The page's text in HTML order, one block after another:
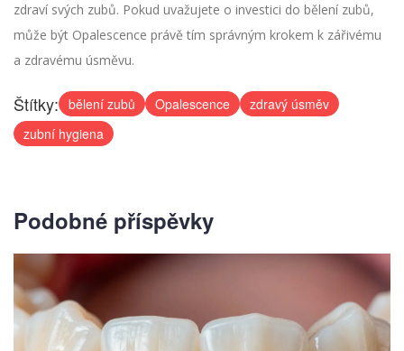
zdraví svých zubů. Pokud uvažujete o investici do bělení zubů,
může být Opalescence právě tím správným krokem k zářivému
a zdravému úsměvu.
Štítky: bělení zubů Opalescence
zdravý úsměv
zubní hygiena
Podobné příspěvky